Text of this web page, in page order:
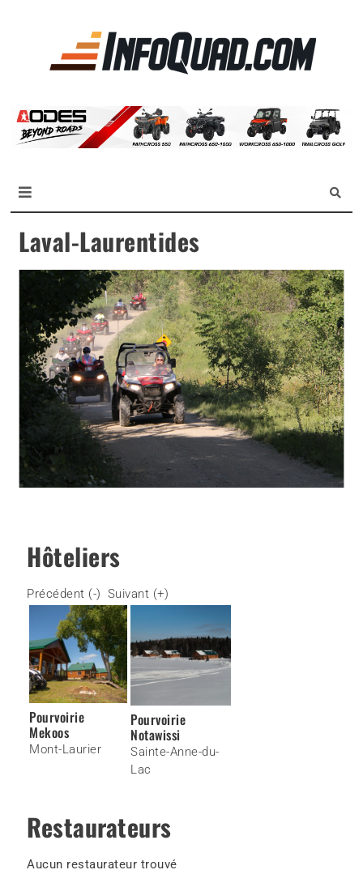
Magazine InfoQuad.com
Laval-Laurentides
Hôteliers
Précédent (-) Suivant (+)
Pourvoirie
Mekoos
Mont-Laurier
Pourvoirie
Notawissi
Sainte-Anne-du-
Lac
Restaurateurs
Aucun restaurateur trouvé